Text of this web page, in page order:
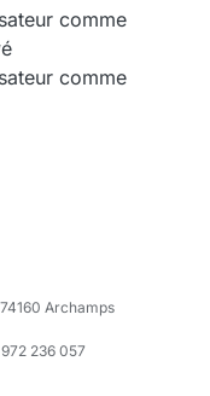
comme
comme
Archamps
236 057